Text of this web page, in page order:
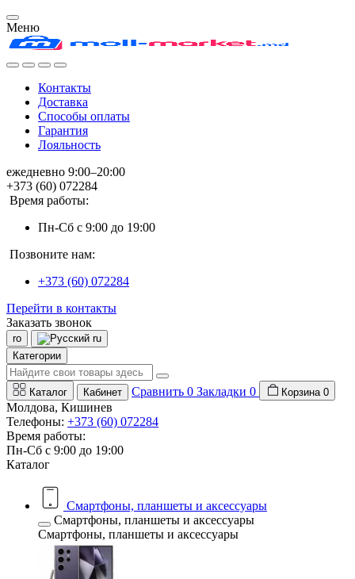
Меню
Контакты
Доставка
Способы оплаты
Гарантия
Лояльность
ежедневно 9:00–20:00
+373 (60) 072284
Время работы:
Пн-Сб с 9:00 до 19:00
Позвоните нам:
+373 (60) 072284
Перейти в контакты
Заказать звонок
ro
ru
Категории
Каталог Кабинет Сравнить 0 Закладки 0 Корзина 0
Молдова, Кишинев
Телефоны: +373 (60) 072284
Время работы:
Пн-Сб с 9:00 до 19:00
Каталог
Смартфоны, планшеты и аксессуары
Смартфоны, планшеты и аксессуары
Смартфоны, планшеты и аксессуары